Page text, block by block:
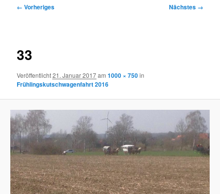
Bilder-
← Vorheriges Nächstes →
33
Veröffentlicht21. Januar 2017am1000 × 750in
Frühlingskutschwagenfahrt 2016